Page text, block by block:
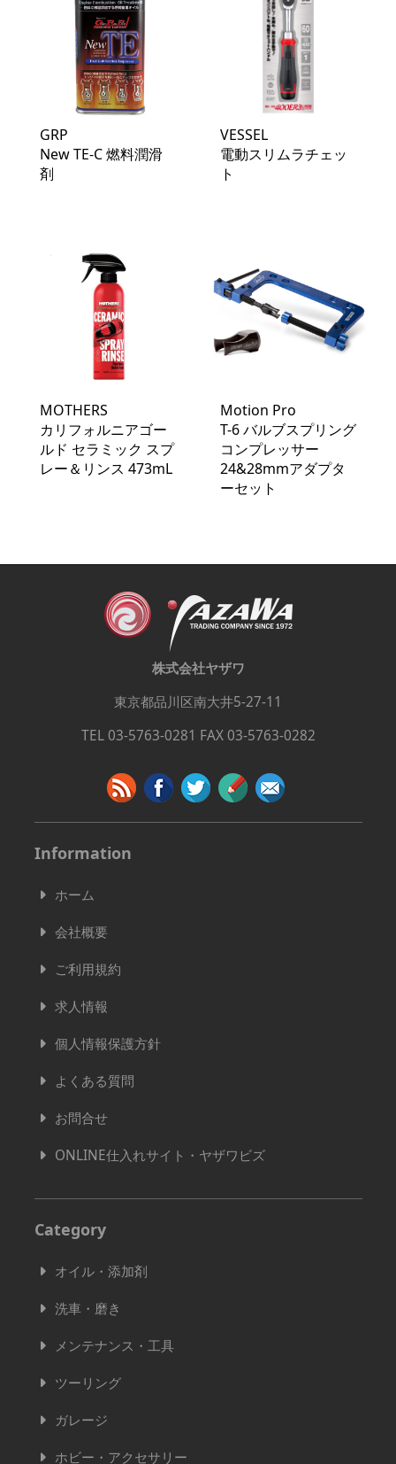
GRP
New TE-C 燃料潤滑
剤
VESSEL
電動スリムラチェッ
ト
MOTHERS
カリフォルニアゴー
ルド セラミック スプ
レー＆リンス 473mL
Motion Pro
T-6 バルブスプリング
コンプレッサー
24&28mmアダプタ
ーセット
株式会社ヤザワ
東京都品川区南大井5-27-11
TEL 03-5763-0281 FAX 03-5763-0282
Information
ホーム
会社概要
ご利用規約
求人情報
個人情報保護方針
よくある質問
お問合せ
ONLINE仕入れサイト・ヤザワビズ
Category
オイル・添加剤
洗車・磨き
メンテナンス・工具
ツーリング
ガレージ
ホビー・アクセサリー